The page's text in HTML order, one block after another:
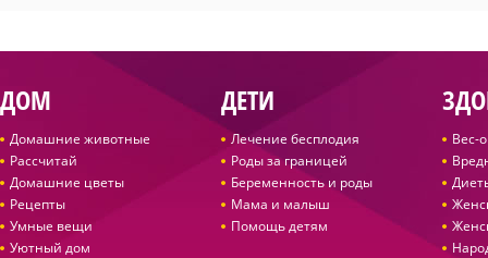
ДОМ
Домашние животные
Рассчитай
Домашние цветы
Рецепты
Умные вещи
Уютный дом
ДЕТИ
Лечение бесплодия
Роды за границей
Беременность и роды
Мама и малыш
Помощь детям
Вес-